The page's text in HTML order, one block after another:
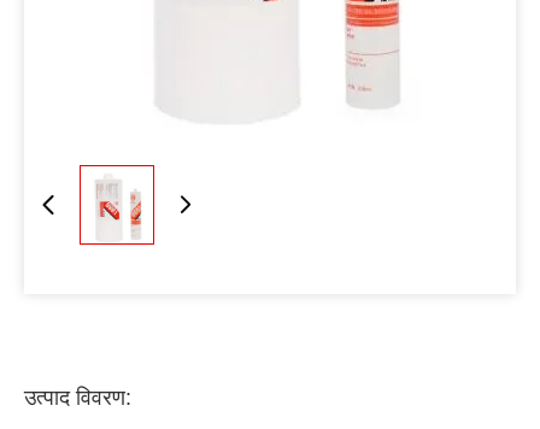
उत्पाद विवरण: